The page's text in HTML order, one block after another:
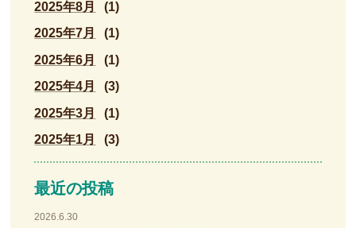
2025年8月
(1)
2025年7月
(1)
2025年6月
(1)
2025年4月
(3)
2025年3月
(1)
2025年1月
(3)
最近の投稿
2026.6.30